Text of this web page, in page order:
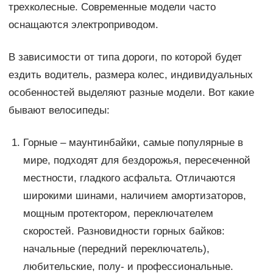
трехколесные. Современные модели часто
оснащаются электроприводом.
В зависимости от типа дороги, по которой будет
ездить водитель, размера колес, индивидуальных
особенностей выделяют разные модели. Вот какие
бывают велосипеды:
Горные – маунтинбайки, самые популярные в
мире, подходят для бездорожья, пересеченной
местности, гладкого асфальта. Отличаются
широкими шинами, наличием амортизаторов,
мощным протектором, переключателем
скоростей. Разновидности горных байков:
начальные (передний переключатель),
любительские, полу- и профессиональные.